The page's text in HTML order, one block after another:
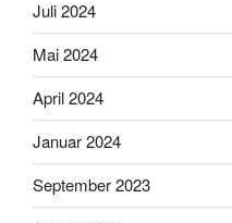
Juli 2024
Mai 2024
April 2024
Januar 2024
September 2023